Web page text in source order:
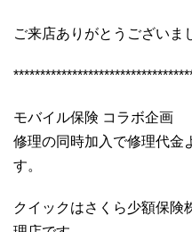
ご来店ありがとうございま
モバイル保険 コラボ企画
修理の同時加入で修理代金
す。
クイックはさくら少額保険